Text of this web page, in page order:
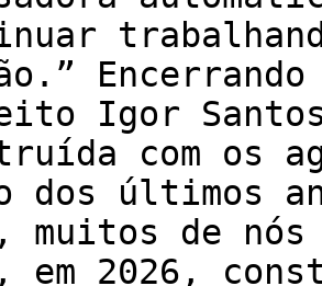
Igor
com os
dos últimos
muitos de nós
em 2026,